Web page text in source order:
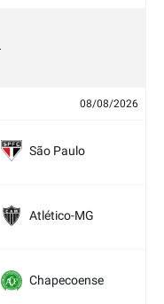
08/08/2026
São Paulo
Atlético-MG
Chapecoense